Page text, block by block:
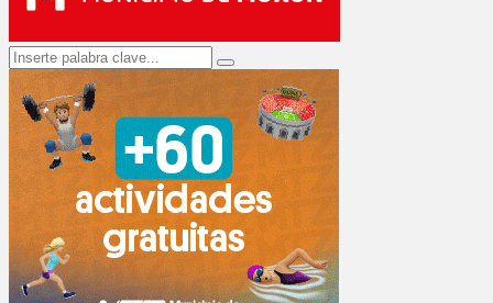
Search
for:
Search